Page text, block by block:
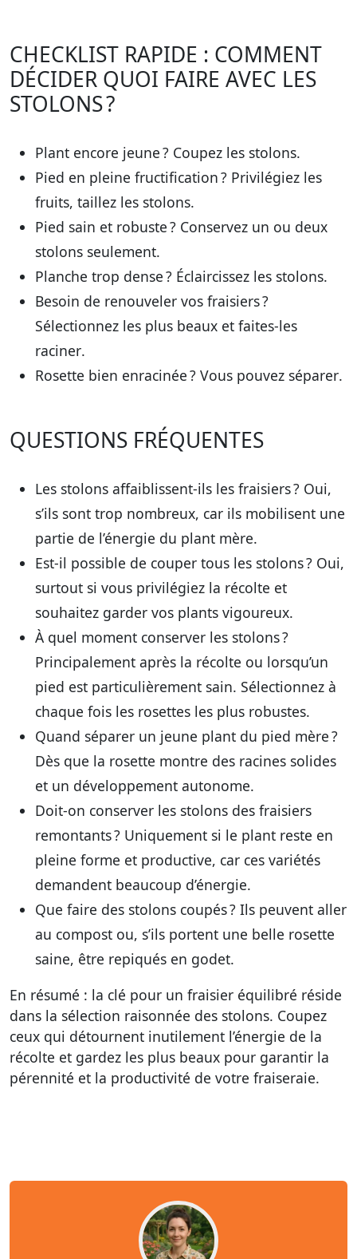
CHECKLIST RAPIDE : COMMENT
DÉCIDER QUOI FAIRE AVEC LES
STOLONS ?
Plant encore jeune ? Coupez les stolons.
Pied en pleine fructification ? Privilégiez les
fruits, taillez les stolons.
Pied sain et robuste ? Conservez un ou deux
stolons seulement.
Planche trop dense ? Éclaircissez les stolons.
Besoin de renouveler vos fraisiers ?
Sélectionnez les plus beaux et faites-les
raciner.
Rosette bien enracinée ? Vous pouvez séparer.
QUESTIONS FRÉQUENTES
Les stolons affaiblissent-ils les fraisiers ? Oui,
s’ils sont trop nombreux, car ils mobilisent une
partie de l’énergie du plant mère.
Est-il possible de couper tous les stolons ? Oui,
surtout si vous privilégiez la récolte et
souhaitez garder vos plants vigoureux.
À quel moment conserver les stolons ?
Principalement après la récolte ou lorsqu’un
pied est particulièrement sain. Sélectionnez à
chaque fois les rosettes les plus robustes.
Quand séparer un jeune plant du pied mère ?
Dès que la rosette montre des racines solides
et un développement autonome.
Doit-on conserver les stolons des fraisiers
remontants ? Uniquement si le plant reste en
pleine forme et productive, car ces variétés
demandent beaucoup d’énergie.
Que faire des stolons coupés ? Ils peuvent aller
au compost ou, s’ils portent une belle rosette
saine, être repiqués en godet.
En résumé : la clé pour un fraisier équilibré réside
dans la sélection raisonnée des stolons. Coupez
ceux qui détournent inutilement l’énergie de la
récolte et gardez les plus beaux pour garantir la
pérennité et la productivité de votre fraiseraie.